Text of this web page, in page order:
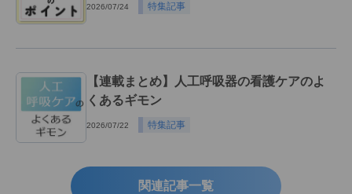
2026/07/24 特集記事
【連載まとめ】人工呼吸器の看護ケアのよ
くあるギモン
2026/07/22 特集記事
関連記事一覧